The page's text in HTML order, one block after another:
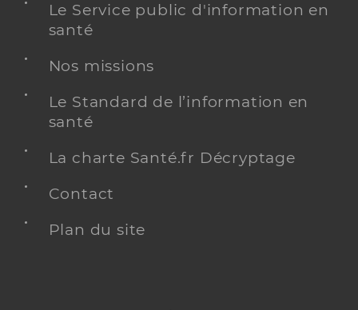
Le Service public d'information en
santé
Nos missions
Le Standard de l’information en
santé
La charte Santé.fr Décryptage
Contact
Plan du site